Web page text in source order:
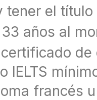
tener el
años al
de
IELTS
francés